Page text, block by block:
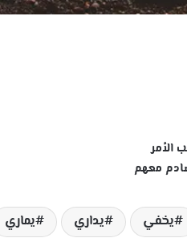
الأمر
معهم
يخفي يداري يماري